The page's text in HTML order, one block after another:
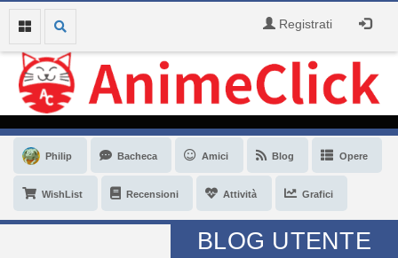
Registrati
Philip Bacheca Amici Blog Opere
WishList Recensioni Attività Grafici
BLOG UTENTE